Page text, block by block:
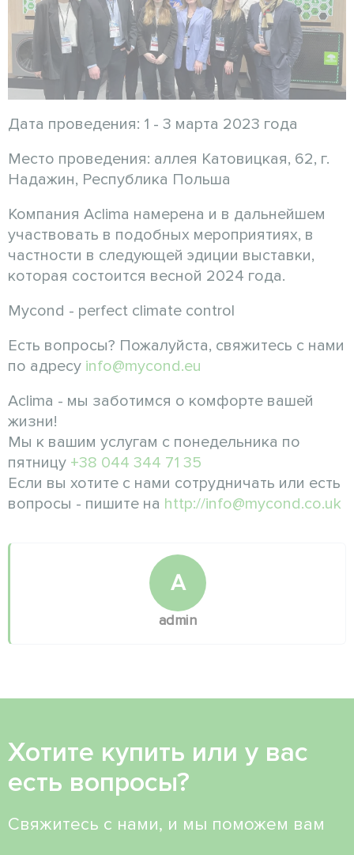
Дата проведения: 1 - 3 марта 2023 года
Место проведения: аллея Катовицкая, 62, г.
Надажин, Республика Польша
Компания Aclima намерена и в дальнейшем
участвовать в подобных мероприятиях, в
частности в следующей эдиции выставки,
которая состоится весной 2024 года.
Mycond - perfect climate control
Есть вопросы? Пожалуйста, свяжитесь с нами
по адресу info@mycond.eu
Aсlima - мы заботимся о комфорте вашей
жизни!
Мы к вашим услугам с понедельника по
пятницу +38 044 344 71 35
Если вы хотите с нами сотрудничать или есть
вопросы - пишите на http://info@mycond.co.uk
A
admin
Хотите купить или у вас
есть вопросы?
Свяжитесь с нами, и мы поможем вам